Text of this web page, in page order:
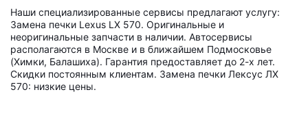
Наши специализированные сервисы предлагают услугу:
Замена печки Lexus LX 570. Оригинальные и
неоригинальные запчасти в наличии. Автосервисы
располагаются в Москве и в ближайшем Подмосковье
(Химки, Балашиха). Гарантия предоставляет до 2-х лет.
Скидки постоянным клиентам. Замена печки Лексус ЛХ
570: низкие цены.